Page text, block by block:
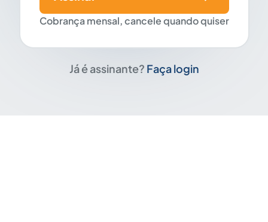
Cobrança mensal, cancele quando quiser
Já é assinante? Faça login